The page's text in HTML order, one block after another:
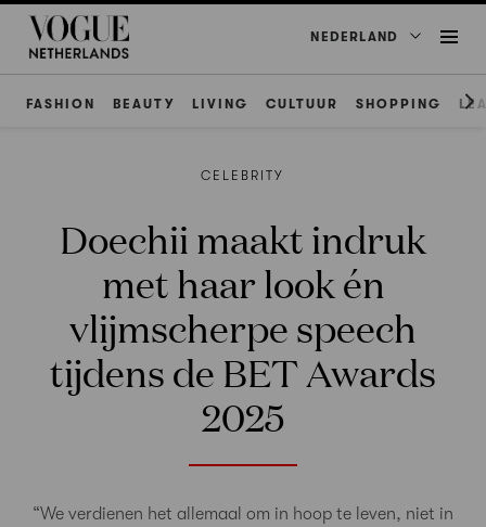
NEDERLAND
FASHION BEAUTY LIVING CULTUUR SHOPPING
CELEBRITY
Doechii maakt indruk
met haar look én
vlijmscherpe speech
tijdens de BET Awards
2025
“We verdienen het allemaal om in hoop te leven, niet in